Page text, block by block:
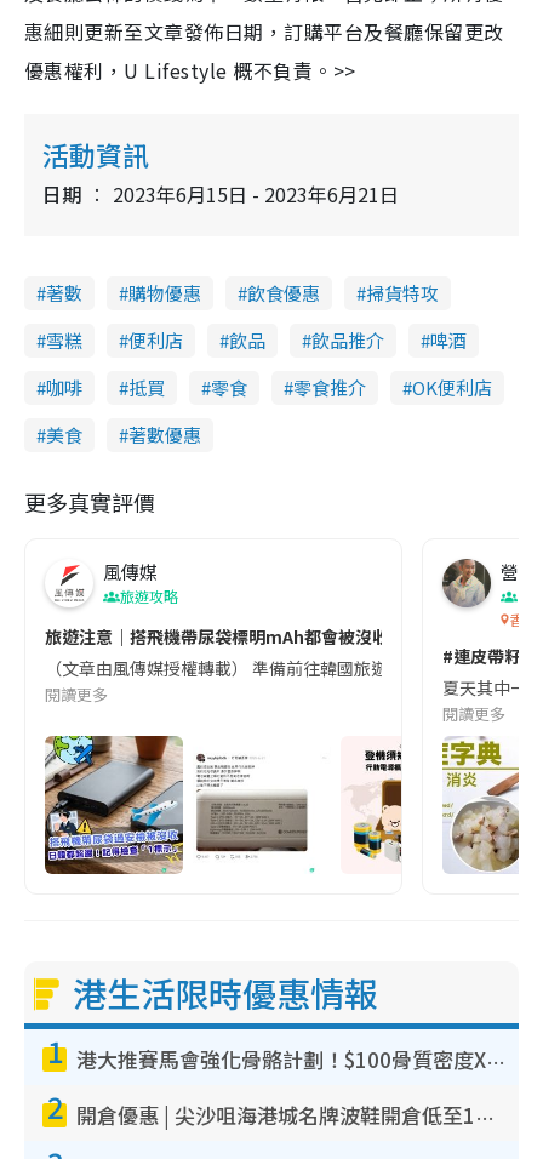
惠細則更新至文章發佈日期，訂購平台及餐廳保留更改
優惠權利，U Lifestyle 概不負責。>>
活動資訊
日期 2023年6月15日 - 2023年6月21日
著數 購物優惠 飲食優惠
掃貨特攻
雪糕
便利店 飲品 飲品推介
啤酒
咖啡
抵買 零食 零食推介
OK便利店
美食
著數優惠
更多真實評價
風傳媒
旅遊攻略
旅遊注意｜搭飛機帶尿袋標明mAh都會被沒收😱出發前切記檢查
（文章由風傳媒授權轉載） 準備前往韓國旅遊的民眾，近期要
閱讀更多
營養
香港
#連皮帶籽
夏天其中一
閱讀更多
港生活限時優惠情報
1 港大推賽馬會強化骨骼計劃！$100骨質密度X光檢查 完成免費運動訓練送超市禮券！附參加資格
2 開倉優惠 | 尖沙咀海港城名牌波鞋開倉低至1折！On鞋$899起／Joy&Peace鞋履$98起